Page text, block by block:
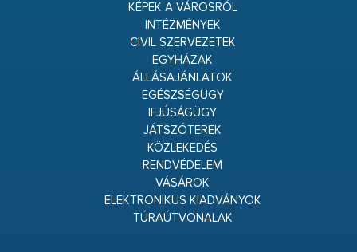
KÉPEK A VÁROSRÓL
INTÉZMÉNYEK
CIVIL SZERVEZETEK
EGYHÁZAK
ÁLLÁSAJÁNLATOK
EGÉSZSÉGÜGY
IFJÚSÁGÜGY
JÁTSZÓTEREK
KÖZLEKEDÉS
RENDVÉDELEM
VÁSÁROK
ELEKTRONIKUS KIADVÁNYOK
TÚRAÚTVONALAK